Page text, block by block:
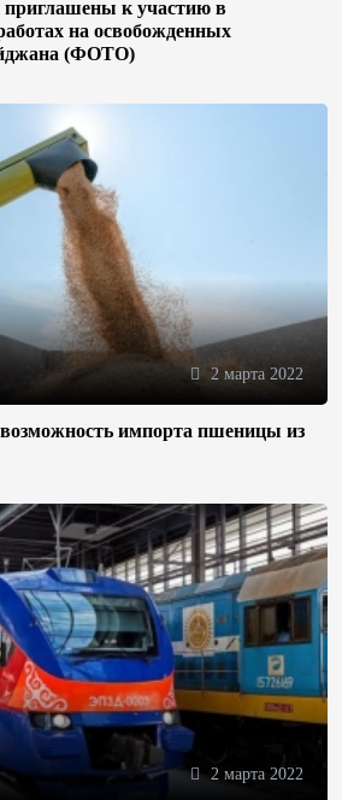
приглашены к участию в
на освобожденных
(ФОТО)
2 марта 2022
импорта пшеницы из
2 марта 2022